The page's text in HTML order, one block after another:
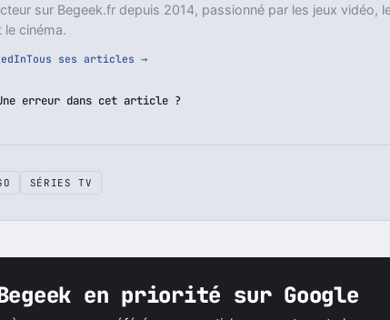
sur Begeek.fr depuis 2014, passionné par les jeux vidéo,
le cinéma.
Tous ses articles →
erreur dans cet article ?
SÉRIES TV
en priorité sur Google